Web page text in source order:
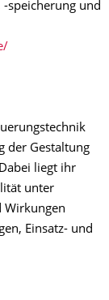
-speicherung und
der Gestaltung
liegt ihr
unter
Wirkungen
Einsatz- und